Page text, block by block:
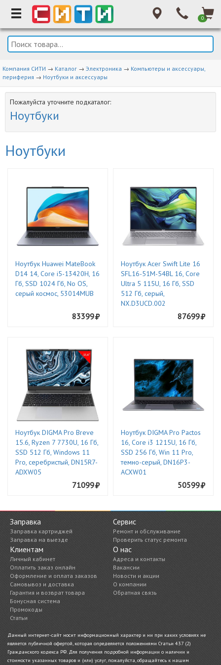
0
Компания СИТИ → Каталог → Электроника → Компьютеры и аксессуары,
периферия → Ноутбуки и аксессуары
Пожалуйста уточните подкаталог:
Ноутбуки
Ноутбуки
Ноутбук Huawei MateBook
D14 14, Core i5-13420H, 16
Гб, SSD 1024 Гб, No OS,
серый космос, 53014MUB
83399
Ноутбук Acer Swift Lite 16
SFL16-51M-54BL 16, Core
Ultra 5 115U, 16 Гб, SSD
512 Гб, серый,
NX.D3UCD.002
87699
Ноутбук DIGMA Pro Breve
15.6, Ryzen 7 7730U, 16 Гб,
SSD 512 Гб, Windows 11
Pro, серебристый, DN15R7-
ADXW05
71099
Ноутбук DIGMA Pro Pactos
16, Core i3 1215U, 16 Гб,
SSD 256 Гб, Win 11 Pro,
темно-серый, DN16P3-
ACXW01
50599
Заправка
Заправка картриджей
Заправка на выезде
Сервис
Ремонт и обслуживание
Проверить статус ремонта
Клиентам
Личный кабинет
Оплатить заказ онлайн
Оформление и оплата заказов
Самовывоз и доставка
Гарантия и возврат товара
Бонусная система
Промокоды
Статьи
О нас
Адреса и контакты
Вакансии
Новости и акции
О компании
Обратная связь
Данный интернет-сайт носит информационный характер и ни при каких условиях не
является публичной офертой, которая определяется положениями Статьи 437 (2)
Гражданского кодекса РФ. Для получения подробной информации о наличии и
стоимости указанных товаров и (или) услуг, пожалуйста, обращайтесь к нашим